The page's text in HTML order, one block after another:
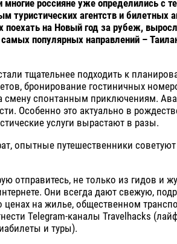
многие россияне уже определились с
туристических агентств и билетных
на Новый год за рубеж,
популярных направлений –
тщательнее подходить к
бронирование гостиничных
смену спонтанным приключениям.
Особенно это актуально в
услуги вырастают в разы.
опытные путешественники
отправитесь, не только из гидов и
Они всегда дают свежую,
на жилье, общественном
Telegram-каналы Travelhacks
и туры).